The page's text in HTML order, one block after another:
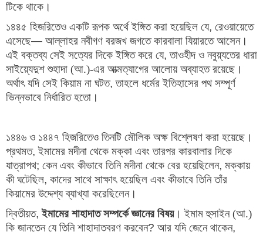
টিকে থাকে।
১৪৪৫ হিজরিতেও একটি রূপক অর্থে ইঙ্গিত করা হয়েছিল যে, রেওয়ায়েতে
এসেছে— আল্লাহর নবীগণ বরজখ জগতে কারবালা যিয়ারতে আসেন।
এই বক্তব্য সেই সত্যের দিকে ইঙ্গিত করে যে, তাওহীদ ও নবুয়্যতের ধারা
সাইয়্যেদুশ শুহাদা (আ.)-এর আত্মত্যাগের আলোয় অব্যাহত রয়েছে।
অর্থাৎ যদি সেই কিয়াম না ঘটত, তাহলে ধর্মের ইতিহাসের পথ সম্পূর্ণ
ভিন্নভাবে নির্ধারিত হতো।
১৪৪৬ ও ১৪৪৭ হিজরিতেও তিনটি মৌলিক অক্ষ বিশ্লেষণ করা হয়েছে।
প্রথমত,ইমামের মদীনা থেকে মক্কা এবং তারপর কারবালার দিকে
যাত্রাপথ; কেন এবং কীভাবে তিনি মদীনা থেকে বের হয়েছিলেন, মক্কায়
কী ঘটেছিল, কাদের সাথে সাক্ষাৎ হয়েছিল এবং কীভাবে তিনি তাঁর
কিয়ামের উদ্দেশ্য ব্যাখ্যা করেছিলেন।
দ্বিতীয়ত, ইমামের শাহাদাত সম্পর্কে জ্ঞানের বিষয়। ইমাম হুসাইন (আ.)
কি জানতেন যে তিনি শাহাদাতবরণ করবেন? আর যদি জেনে থাকেন